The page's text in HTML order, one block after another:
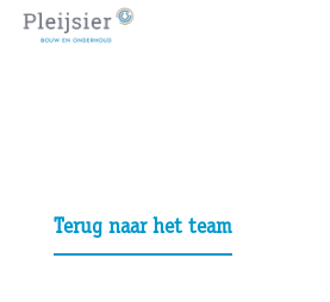
Terug naar het team